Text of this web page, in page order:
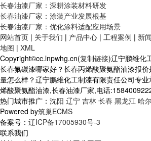
长春油漆厂家：深耕涂装材料研发
长春油漆厂家：涂装产业发展根基
长春油漆厂家：优化涂料适配应用场景
网站首页 | 关于我们 | 产品中心 | 工程案例 | 新
地图 | XML
Copyright©cc.lnpwhg.cn(复制链接)辽宁鹏维化
长春氟碳漆哪家好？长春丙烯酸聚氨酯油漆报
量怎么样？辽宁鹏维化工制漆有限责任公司专
烯酸聚氨酯油漆,长春油漆厂家,电话
热门城市推广： 沈阳 辽宁 吉林 长春 黑龙江 哈
Powered by筑巢ECMS
备案号： 辽ICP备17005930号-3
联系我们